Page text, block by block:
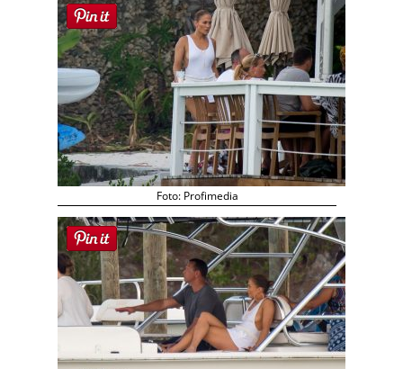
Foto: Profimedia